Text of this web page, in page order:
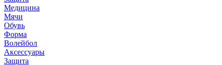
Медицина
Мячи
Обувь
Форма
Волейбол
Аксессуары
Защита